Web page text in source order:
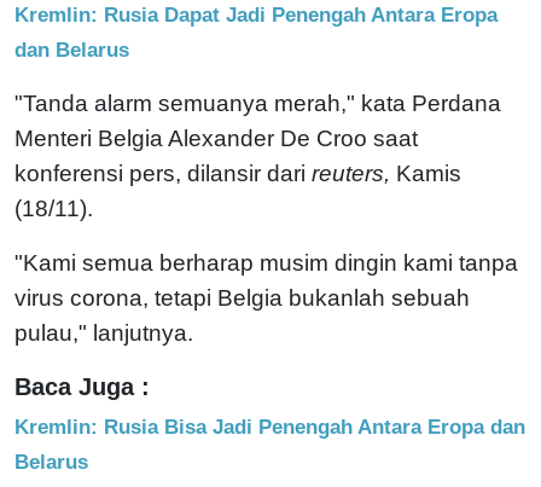
Kremlin: Rusia Dapat Jadi Penengah Antara Eropa
dan Belarus
"Tanda alarm semuanya merah," kata Perdana
Menteri Belgia Alexander De Croo saat
konferensi pers, dilansir dari reuters, Kamis
(18/11).
"Kami semua berharap musim dingin kami tanpa
virus corona, tetapi Belgia bukanlah sebuah
pulau," lanjutnya.
Baca Juga :
Kremlin: Rusia Bisa Jadi Penengah Antara Eropa dan
Belarus